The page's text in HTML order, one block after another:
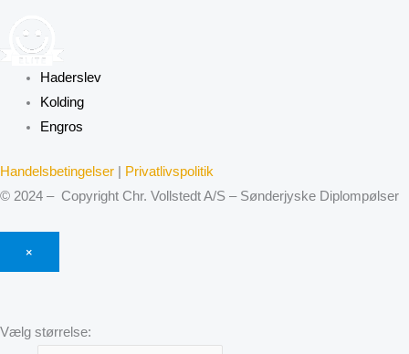
Haderslev
Kolding
Engros
Handelsbetingelser
Privatlivspolitik
© 2024 – Copyright Chr. Vollstedt A/S – Sønderjyske Diplompølser
×
Vælg størrelse: